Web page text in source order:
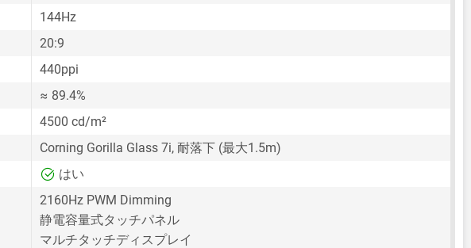
144Hz
20:9
440ppi
≈ 89.4%
4500 cd/m²
Corning Gorilla Glass 7i, 耐落下 (最大1.5m)
はい
2160Hz PWM Dimming
静電容量式タッチパネル
マルチタッチディスプレイ